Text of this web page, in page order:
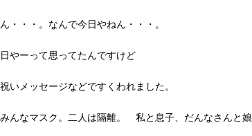
・・・。なんで今日やねん・・・。
やーって思ってたんですけど
いメッセージなどですくわれました。
んなマスク。二人は隔離。 私と息子、だんなさんと娘